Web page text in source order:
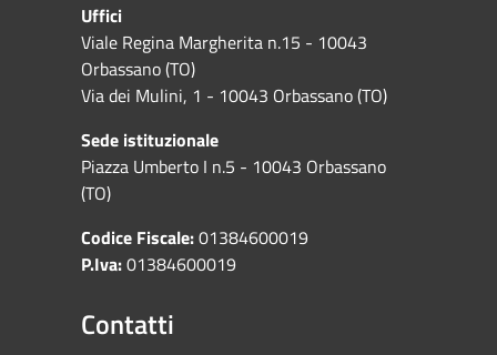
Uffici
Viale Regina Margherita n.15 - 10043
Orbassano (TO)
Via dei Mulini, 1 - 10043 Orbassano (TO)
Sede istituzionale
Piazza Umberto I n.5 - 10043 Orbassano
(TO)
Codice Fiscale:01384600019
P.Iva:01384600019
Contatti